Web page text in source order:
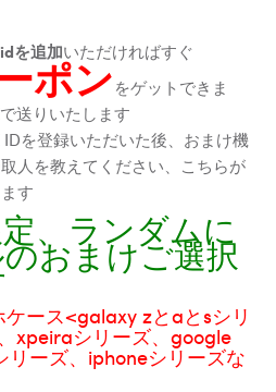
を追加いただければすぐ
ポンをゲットできま
送りいたします
を登録いただいた後、おまけ機
人を教えてください、こちらが
す
、ランダムに
おまけご選択
ース<galaxy zとaとsシリ
xpeiraシリーズ、google
ーズ、iphoneシリーズな